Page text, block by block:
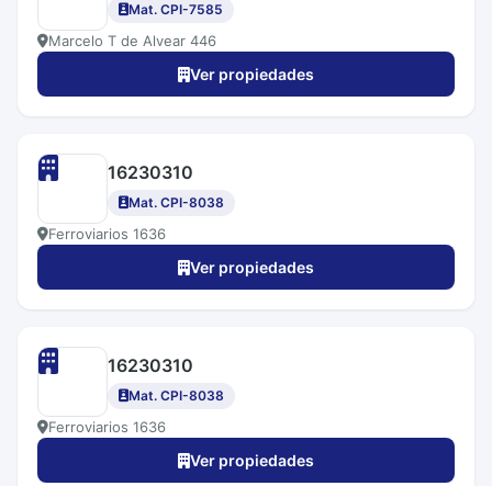
Mat. CPI-7585
Marcelo T de Alvear 446
Ver propiedades
16230310
Mat. CPI-8038
Ferroviarios 1636
Ver propiedades
16230310
Mat. CPI-8038
Ferroviarios 1636
Ver propiedades